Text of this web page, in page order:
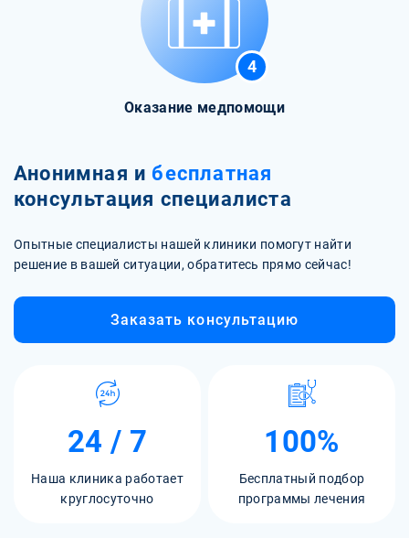
4
Оказание медпомощи
Анонимная и бесплатная
консультация специалиста
Опытные специалисты нашей клиники помогут найти
решение в вашей ситуации, обратитесь прямо сейчас!
Заказать консультацию
24 / 7
Наша клиника работает
круглосуточно
100%
Бесплатный подбор
программы лечения